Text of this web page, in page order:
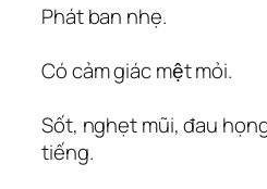
Phát ban nhẹ.
Có cảm giác mệt mỏi.
Sốt, nghẹt mũi, đau
tiếng.